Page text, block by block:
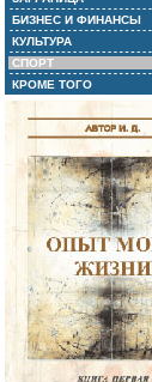
БИЗНЕС И ФИНАНСЫ
КУЛЬТУРА
СПОРТ
КРОМЕ ТОГО